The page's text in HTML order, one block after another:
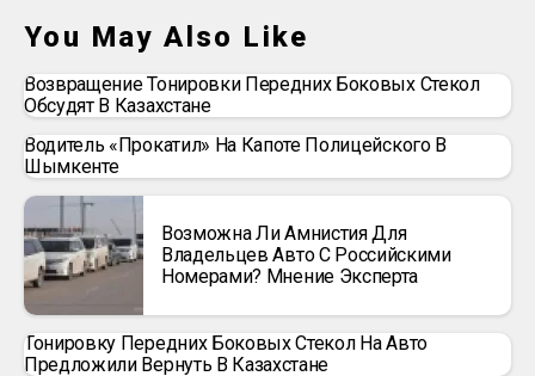
You May Also Like
Возвращение Тонировки Передних Боковых Стекол
Обсудят В Казахстане
Водитель «прокатил» На Капоте Полицейского В
Шымкенте
Возможна Ли Амнистия Для
Владельцев Авто С Российскими
Номерами? Мнение Эксперта
Тонировку Передних Боковых Стекол На Авто
Предложили Вернуть В Казахстане